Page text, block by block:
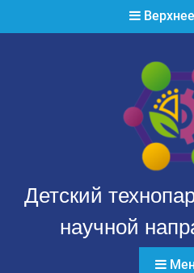
Детский
научной